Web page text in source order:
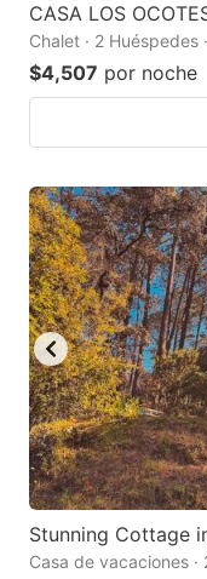
CASA LOS
Chalet · 2 Huéspedes
$4,507 por noche
Stunning Cottage
Casa de vacaciones ·